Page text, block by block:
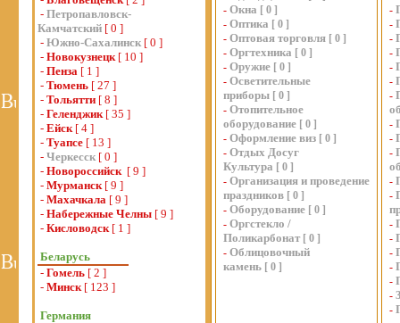
- Петропавловск-
Камчатский [ 0 ]
- Южно-Сахалинск [ 0 ]
- Новокузнецк[ 10 ]
- Пенза [ 1 ]
- Тюмень [ 27 ]
- Тольятти [ 8 ]
- Геленджик[ 35 ]
- Ейск[ 4 ]
- Туапсе [ 13 ]
- Черкесск [ 0 ]
- Новороссийск [ 9 ]
- Мурманск[ 9 ]
- Махачкала [ 9 ]
- Набережные Челны [ 9 ]
- Кисловодск[ 1 ]
Беларусь
- Гомель [ 2 ]
- Минск[ 123 ]
Германия
- Окна [ 0 ]
- Оптика [ 0 ]
- Оптовая торговля [ 0 ]
- Оргтехника [ 0 ]
- Оружие [ 0 ]
- Осветительные
приборы [ 0 ]
- Отопительное
оборудование [ 0 ]
- Оформление виз [ 0 ]
- Отдых Досуг
Культура [ 0 ]
- Организация и проведение
праздников [ 0 ]
- Оборудование [ 0 ]
- Оргстекло /
Поликарбонат [ 0 ]
- Облицовочный
камень [ 0 ]
-
-
-
-
-
-
-
-
-
-
-
-
-
-
-
-
-
-
-